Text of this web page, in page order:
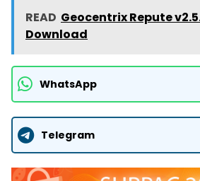
READ Geocentrix Repute
Download
WhatsApp
Telegram